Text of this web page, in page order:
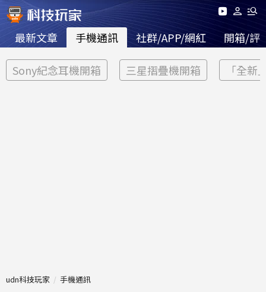
最新文章 手機通訊 社群/APP/網紅 開箱/評
Sony紀念耳機開箱 三星摺疊機開箱 「全新
udn科技玩家 手機通訊